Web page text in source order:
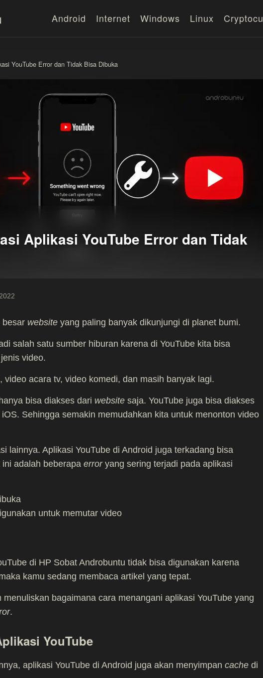
Android Internet Windows Linux
YouTube Error dan Tidak Bisa Dibuka
Aplikasi YouTube Error dan Tidak
besar website yang paling banyak dikunjungi di planet bumi.
salah satu sumber hiburan karena di YouTube kita bisa
video.
video acara tv, video komedi, dan masih banyak lagi.
bisa diakses dari website saja. YouTube juga bisa diakses
Sehingga semakin memudahkan kita untuk menonton video
lainnya. Aplikasi YouTube di Android juga terkadang bisa
ini adalah beberapa erroryang sering terjadi pada aplikasi
untuk memutar video
di HP Sobat Androbuntu tidak bisa digunakan karena
kamu sedang membaca artikel yang tepat.
bagaimana cara menangani aplikasi YouTube yang
.
YouTube
aplikasi YouTube di Android juga akan menyimpan cache di